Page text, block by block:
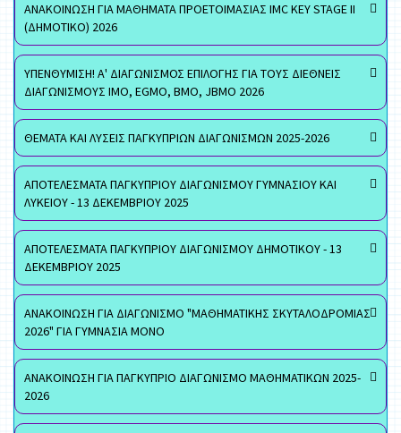
ΑΝΑΚΟΙΝΩΣΗ ΓΙΑ ΜΑΘΗΜΑΤΑ ΠΡΟΕΤΟΙΜΑΣΙΑΣ IMC KEY STAGE II
(ΔΗΜΟΤΙΚΟ) 2026
ΥΠΕΝΘΥΜΙΣΗ! Α' ΔΙΑΓΩΝΙΣΜΟΣ ΕΠΙΛΟΓΗΣ ΓΙΑ ΤΟΥΣ ΔΙΕΘΝΕΙΣ
ΔΙΑΓΩΝΙΣΜΟΥΣ ΙΜΟ, EGMO, ΒΜΟ, JBMO 2026
ΘΕΜΑΤΑ ΚΑΙ ΛΥΣΕΙΣ ΠΑΓΚΥΠΡΙΩΝ ΔΙΑΓΩΝΙΣΜΩΝ 2025-2026
ΑΠΟΤΕΛΕΣΜΑΤΑ ΠΑΓΚΥΠΡΙΟΥ ΔΙΑΓΩΝΙΣΜΟΥ ΓΥΜΝΑΣΙΟΥ ΚΑΙ
ΛΥΚΕΙΟΥ - 13 ΔΕΚΕΜΒΡΙΟΥ 2025
ΑΠΟΤΕΛΕΣΜΑΤΑ ΠΑΓΚΥΠΡΙΟΥ ΔΙΑΓΩΝΙΣΜΟΥ ΔΗΜΟΤΙΚΟΥ - 13
ΔΕΚΕΜΒΡΙΟΥ 2025
ΑΝΑΚΟΙΝΩΣΗ ΓΙΑ ΔΙΑΓΩΝΙΣΜΟ "ΜΑΘΗΜΑΤΙΚΗΣ ΣΚΥΤΑΛΟΔΡΟΜΙΑΣ
2026" ΓΙΑ ΓΥΜΝΑΣΙΑ ΜΟΝΟ
ΑΝΑΚΟΙΝΩΣΗ ΓΙΑ ΠΑΓΚΥΠΡΙΟ ΔΙΑΓΩΝΙΣΜΟ ΜΑΘΗΜΑΤΙΚΩΝ 2025-
2026